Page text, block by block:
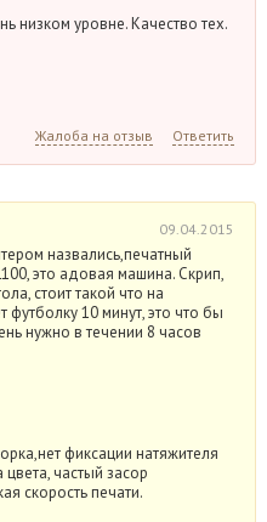
низком уровне. Качество тех.
Жалоба на отзыв Ответить
09.04.2015
назвались,печатный
это адовая машина. Скрип,
стоит такой что на
10 минут, это что бы
нужно в течении 8 часов
фиксации натяжителя
частый засор
скорость печати.